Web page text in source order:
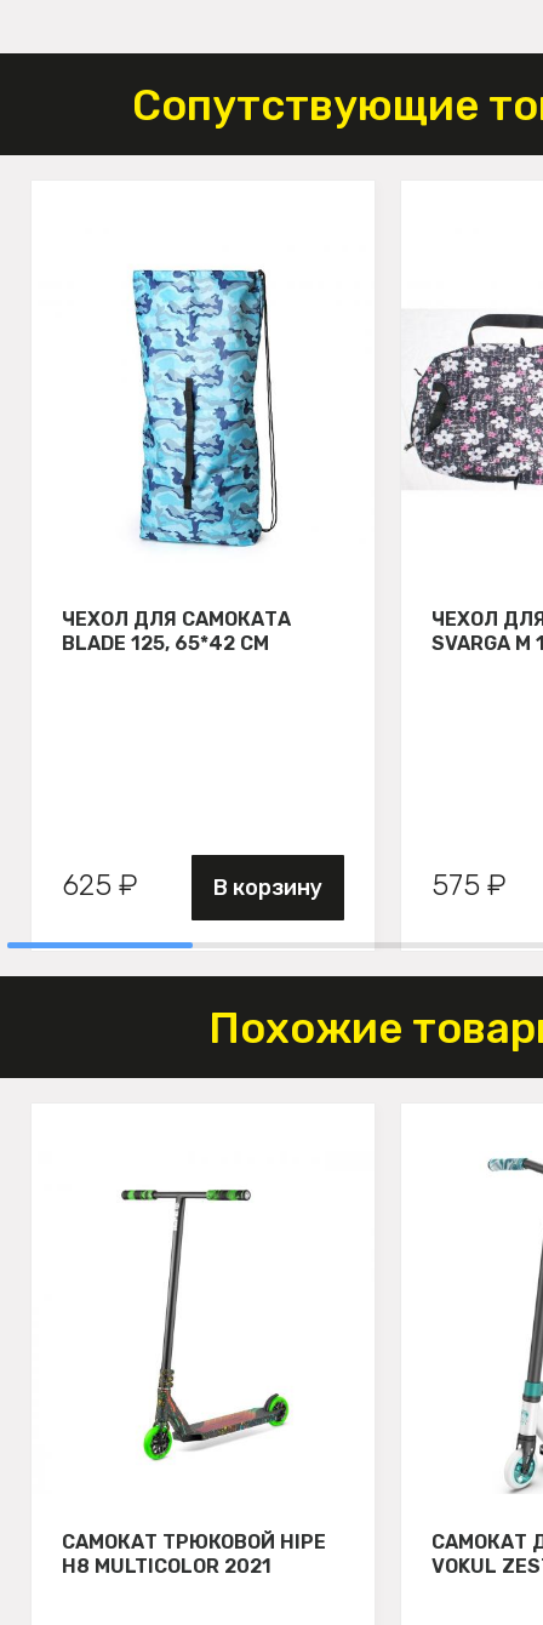
Сопутствующие
ЧЕХОЛ ДЛЯ САМОКАТА
BLADE 125, 65*42 СМ
625 ₽ В корзину
ЧЕХОЛ
SVARGA М
575 ₽
Похожие
САМОКАТ ТРЮКОВОЙ HIPE
H8 MULTICOLOR 2021
САМОКАТ
VOKUL